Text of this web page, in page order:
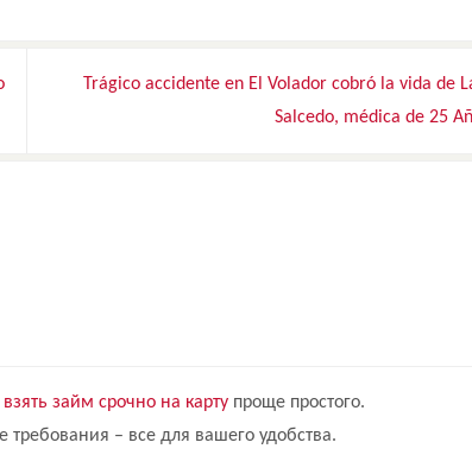
Trágico accidente en El Volador cobró la vida de
Salcedo, médica de 25
взять займ срочно на карту проще простого.
– все для вашего удобства.